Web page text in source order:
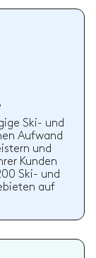
Ski- und
Aufwand
und
Kunden
Ski- und
auf